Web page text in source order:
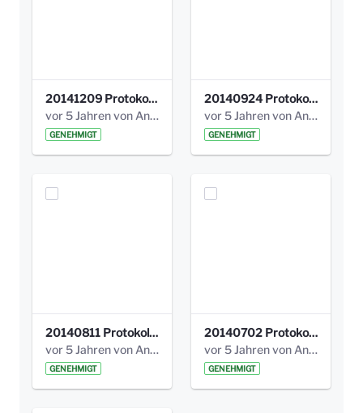
20141209 Protokoll Park am Gesundheitsamt 04.pdf
vor 5 Jahren von Anni Schlumberger
GENEHMIGT
20140924 Protokoll Park am Gesundheitsamt 03.pdf
vor 5 Jahren von Anni Schlumberger
GENEHMIGT
20140811 Protokoll Park am Gesundheitsamt 02.pdf
vor 5 Jahren von Anni Schlumberger
GENEHMIGT
20140702 Protokoll Park am Gesundheitsam 01.pdf
vor 5 Jahren von Anni Schlumberger
GENEHMIGT